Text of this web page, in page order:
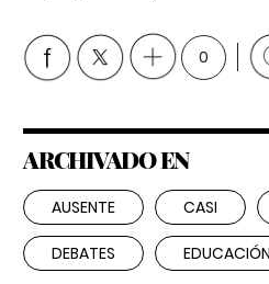
0
ARCHIVADO EN
AUSENTE CASI
DEBATES EDUCACIÓN